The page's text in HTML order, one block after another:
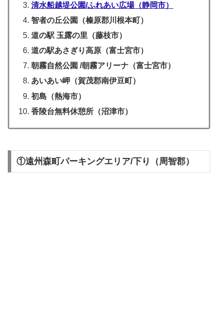
清水船越堤公園/ふれあい広場（静岡市）
智者の丘公園（榛原郡川根本町）
道の駅 玉露の里（藤枝市）
道の駅あさぎり高原（富士宮市）
朝霧自然公園 /朝霧アリーナ（富士宮市）
あいあい岬（賀茂郡南伊豆町）
初島（熱海市）
香陵台無料休憩所（沼津市）
①遠州森町パーキングエリア/下り（周智郡）